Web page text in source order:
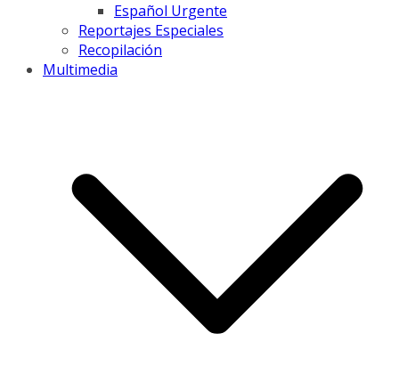
Español Urgente
Reportajes Especiales
Recopilación
Multimedia